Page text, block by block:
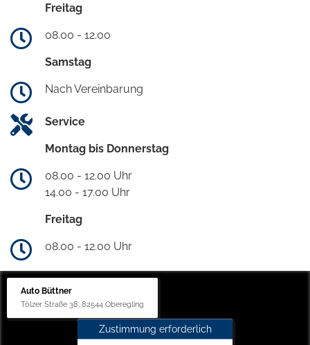
Freitag
08.00 - 12.00
Samstag
Nach Vereinbarung
Service
Montag bis Donnerstag
08.00 - 12.00 Uhr
14.00 - 17.00 Uhr
Freitag
08.00 - 12.00 Uhr
Auto Büttner
Tölzer Straße 38, 82544 Oberegling
Zustimmung erforderlich